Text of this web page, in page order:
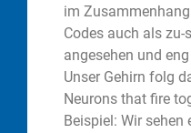
im
Codes auch als
angesehen und
Unser Gehirn folg
Neurons that fire
Beispiel: Wir sehen